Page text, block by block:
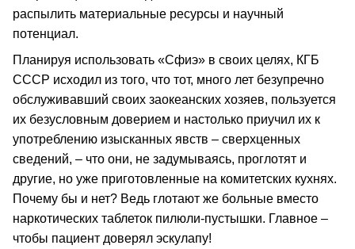
распылить материальные ресурсы и научный
потенциал.
Планируя использовать «Сфиэ» в своих целях, КГБ
СССР исходил из того, что тот, много лет безупречно
обслуживавший своих заокеанских хозяев, пользуется
их безусловным доверием и настолько приучил их к
употреблению изысканных явств – сверхценных
сведений, – что они, не задумываясь, проглотят и
другие, но уже приготовленные на комитетских кухнях.
Почему бы и нет? Ведь глотают же больные вместо
наркотических таблеток пилюли-пустышки. Главное –
чтобы пациент доверял эскулапу!